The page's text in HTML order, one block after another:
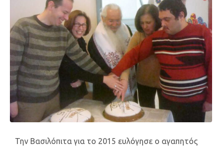
Την Bασιλόπιτα για το 2015 ευλόγησε ο αγαπητός